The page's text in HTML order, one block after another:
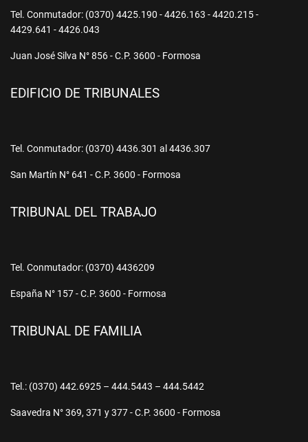
Tel. Conmutador: (0370) 4425.190 - 4426.163 - 4420.215 -
4429.641 - 4426.043
Juan José Silva N° 856 - C.P. 3600 - Formosa
EDIFICIO DE TRIBUNALES
Tel. Conmutador: (0370) 4436.301 al 4436.307
San Martín N° 641 - C.P. 3600 - Formosa
TRIBUNAL DEL TRABAJO
Tel. Conmutador: (0370) 4436209
España N° 157 - C.P. 3600 - Formosa
TRIBUNAL DE FAMILIA
Tel.: (0370) 442.6925 – 444.5443 – 444.5442
Saavedra N° 369, 371 y 377 - C.P. 3600 - Formosa